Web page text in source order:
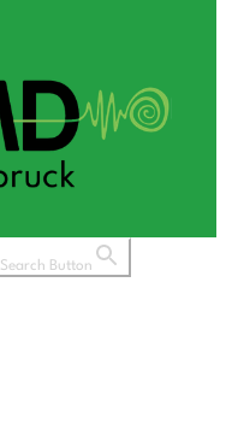
Search Button